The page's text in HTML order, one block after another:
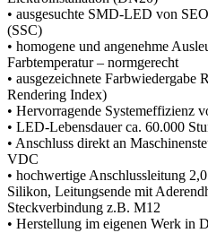
• ausgesuchte SMD-LED von
(SSC)
• homogene und angenehme
Farbtemperatur – normgerecht
• ausgezeichnete
Rendering Index)
• Hervorragende Systemeffizienz
• LED-Lebensdauer ca. 60.000
• Anschluss direkt an
VDC
• hochwertige Anschlussleitung
Silikon, Leitungsende mit
Steckverbindung z.B. M12
• Herstellung im eigenen Werk in